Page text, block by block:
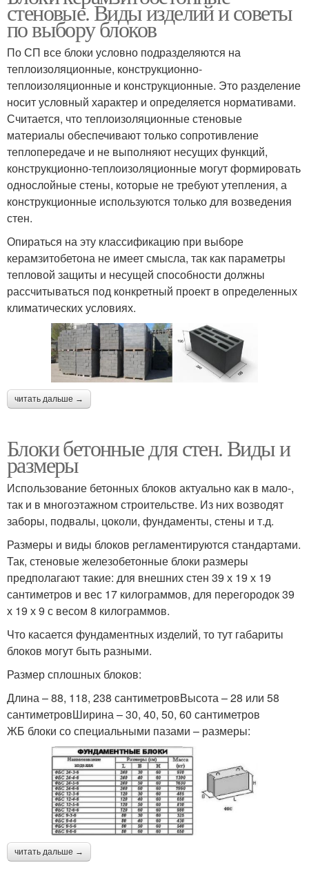
стеновые. Виды изделий и советы
по выбору блоков
По СП все блоки условно подразделяются на
теплоизоляционные, конструкционно-
теплоизоляционные и конструкционные. Это разделение
носит условный характер и определяется нормативами.
Считается, что теплоизоляционные стеновые
материалы обеспечивают только сопротивление
теплопередаче и не выполняют несущих функций,
конструкционно-теплоизоляционные могут формировать
однослойные стены, которые не требуют утепления, а
конструкционные используются только для возведения
стен.
Опираться на эту классификацию при выборе
керамзитобетона не имеет смысла, так как параметры
тепловой защиты и несущей способности должны
рассчитываться под конкретный проект в определенных
климатических условиях.
читать дальше →
Блоки бетонные для стен. Виды и
размеры
Использование бетонных блоков актуально как в мало-,
так и в многоэтажном строительстве. Из них возводят
заборы, подвалы, цоколи, фундаменты, стены и т.д.
Размеры и виды блоков регламентируются стандартами.
Так, стеновые железобетонные блоки размеры
предполагают такие: для внешних стен 39 х 19 х 19
сантиметров и вес 17 килограммов, для перегородок 39
х 19 х 9 с весом 8 килограммов.
Что касается фундаментных изделий, то тут габариты
блоков могут быть разными.
Размер сплошных блоков:
Длина – 88, 118, 238 сантиметровВысота – 28 или 58
сантиметровШирина – 30, 40, 50, 60 сантиметров
ЖБ блоки со специальными пазами – размеры:
читать дальше →